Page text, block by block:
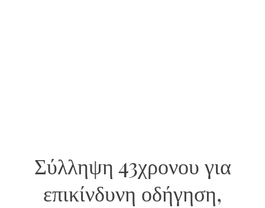
Σύλληψη 43χρονου για
επικίνδυνη οδήγηση,